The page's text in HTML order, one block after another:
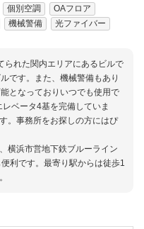
個別空調
OAフロア
機械警備 光ファイバー
られた関内エリアにあるビルで
です。また、機械警備もあり
となっておりいつでも使用で
ベータ4基を完備していま
。事務所をお探しの方にはぴ
横浜市営地下鉄ブルーライン
利です。最寄り駅からは徒歩1